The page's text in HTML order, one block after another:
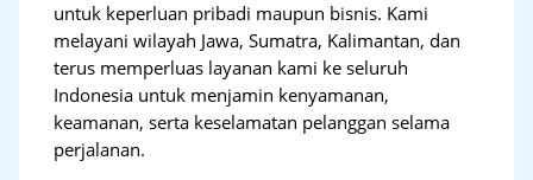
untuk keperluan pribadi maupun bisnis. Kami
melayani wilayah Jawa, Sumatra, Kalimantan, dan
terus memperluas layanan kami ke seluruh
Indonesia untuk menjamin kenyamanan,
keamanan, serta keselamatan pelanggan selama
perjalanan.